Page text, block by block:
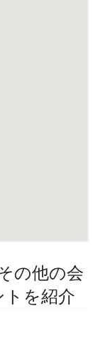
の他の会
を紹介